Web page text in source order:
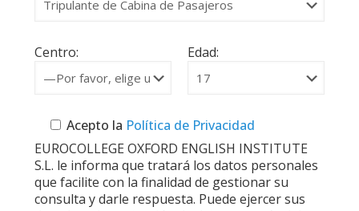
Centro: Edad:
Acepto la Política de Privacidad
EUROCOLLEGE OXFORD ENGLISH INSTITUTE
S.L. le informa que tratará los datos personales
que facilite con la finalidad de gestionar su
consulta y darle respuesta. Puede ejercer sus